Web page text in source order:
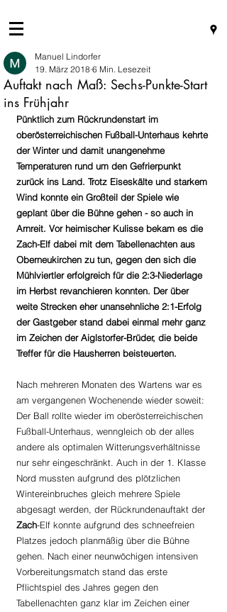
Auftakt nach Maß: Sechs-Punkte-Start
ins Frühjahr
Manuel Lindorfer
19. März 2018 6 Min. Lesezeit
Pünktlich zum Rückrundenstart im
oberösterreichischen Fußball-Unterhaus kehrte
der Winter und damit unangenehme
Temperaturen rund um den Gefrierpunkt
zurück ins Land. Trotz Eiseskälte und starkem
Wind konnte ein Großteil der Spiele wie
geplant über die Bühne gehen - so auch in
Arnreit. Vor heimischer Kulisse bekam es die
Zach-Elf dabei mit dem Tabellenachten aus
Oberneukirchen zu tun, gegen den sich die
Mühlviertler erfolgreich für die 2:3-Niederlage
im Herbst revanchieren konnten. Der über
weite Strecken eher unansehnliche 2:1-Erfolg
der Gastgeber stand dabei einmal mehr ganz
im Zeichen der Aiglstorfer-Brüder, die beide
Treffer für die Hausherren beisteuerten.
Nach mehreren Monaten des Wartens war es
am vergangenen Wochenende wieder soweit:
Der Ball rollte wieder im oberösterreichischen
Fußball-Unterhaus, wenngleich ob der alles
andere als optimalen Witterungsverhältnisse
nur sehr eingeschränkt. Auch in der 1. Klasse
Nord mussten aufgrund des plötzlichen
Wintereinbruches gleich mehrere Spiele
abgesagt werden, der Rückrundenauftakt der
Zach-Elf konnte aufgrund des schneefreien
Platzes jedoch planmäßig über die Bühne
gehen. Nach einer neunwöchigen intensiven
Vorbereitungsmatch stand das erste
Pflichtspiel des Jahres gegen den
Tabellenachten ganz klar im Zeichen einer